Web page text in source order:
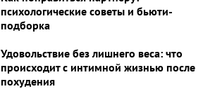
психологические советы и бьюти-
подборка
Удовольствие без лишнего веса: что
происходит с интимной жизнью после
похудения